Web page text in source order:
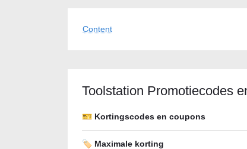
Content
Toolstation Promotiecodes
🎫 Kortingscodes en coupons
🏷️ Maximale korting